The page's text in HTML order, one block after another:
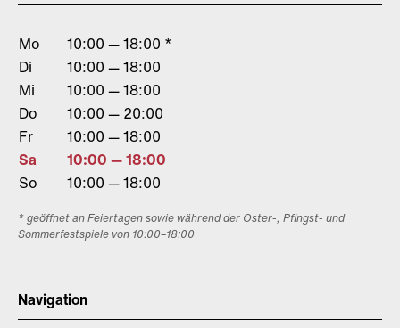
Mo
10:00 — 18:00 *
Di
10:00 — 18:00
Mi
10:00 — 18:00
Do
10:00 — 20:00
Fr
10:00 — 18:00
Sa
10:00 — 18:00
So
10:00 — 18:00
* geöffnet an Feiertagen sowie während der Oster-, Pfingst- und
Sommerfestspiele von 10:00–18:00
Navigation